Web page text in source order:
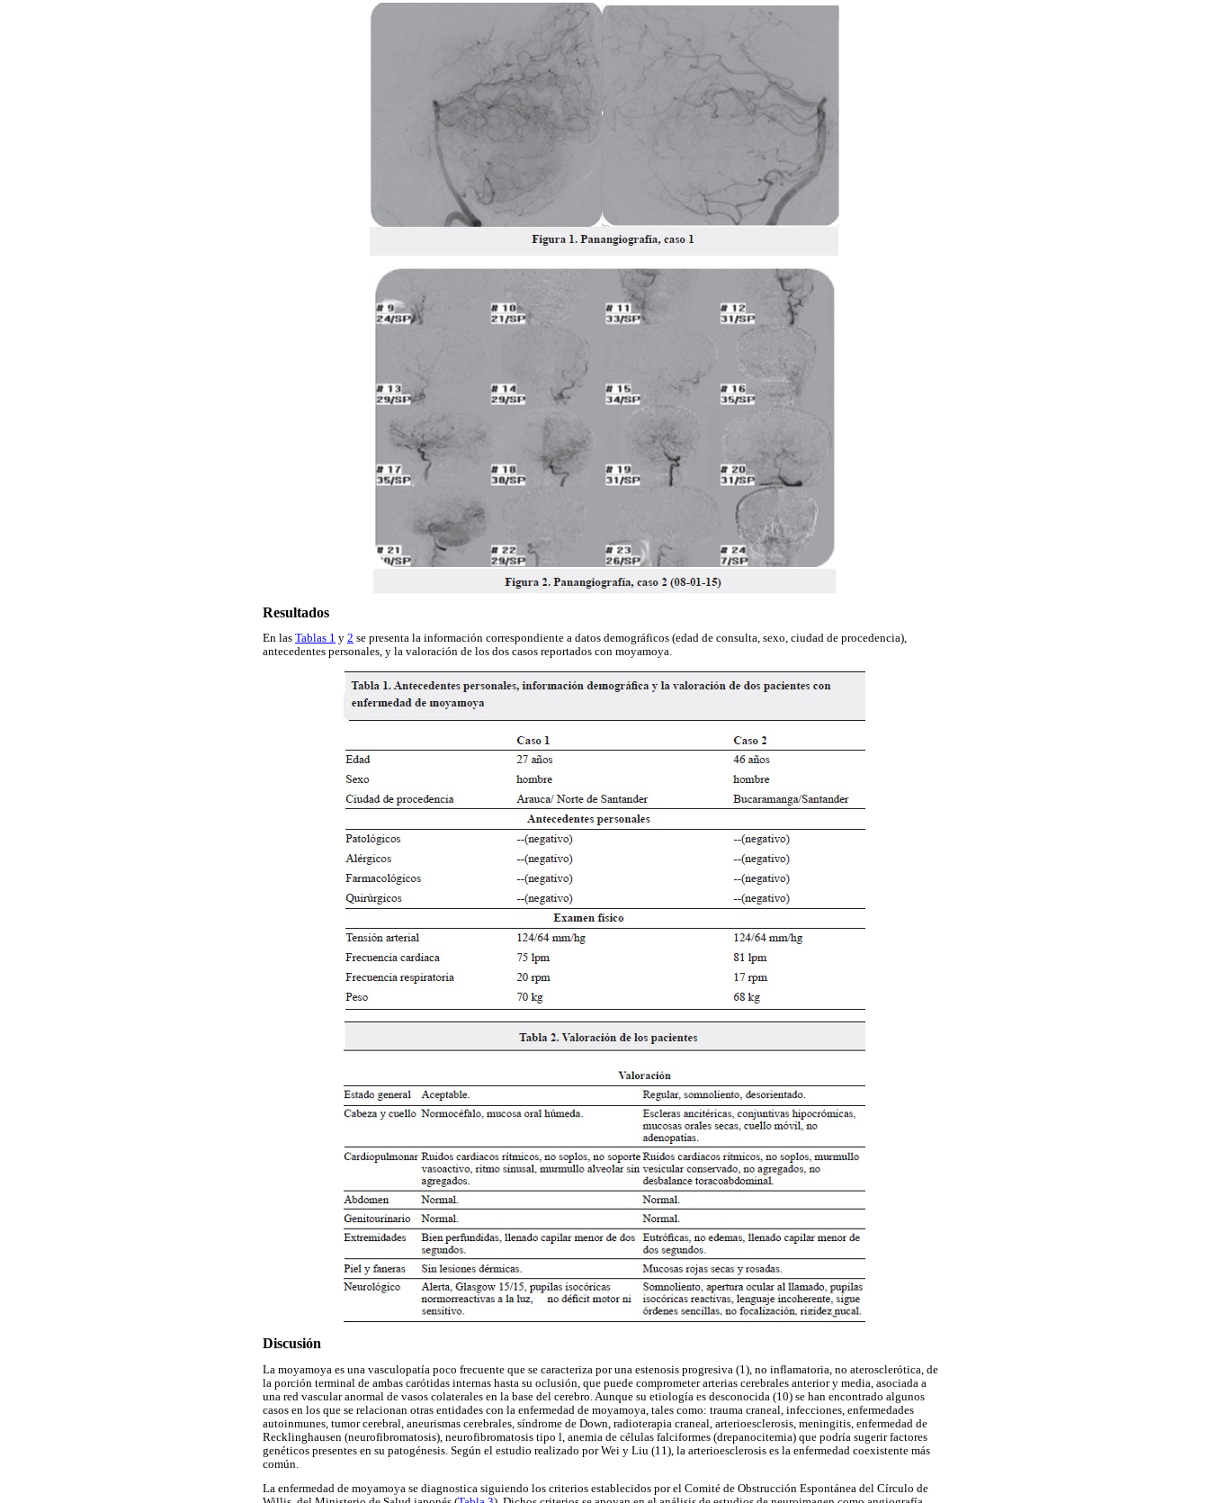
Resultados
En las Tablas 1 y 2 se presenta la información correspondiente a datos demográficos (edad de consulta, sexo, ciudad de procedencia),
antecedentes personales, y la valoración de los dos casos reportados con moyamoya.
Discusión
La moyamoya es una vasculopatía poco frecuente que se caracteriza por una estenosis progresiva (1), no inflamatoria, no aterosclerótica, de
la porción terminal de ambas carótidas internas hasta su oclusión, que puede comprometer arterias cerebrales anterior y media, asociada a
una red vascular anormal de vasos colaterales en la base del cerebro. Aunque su etiología es desconocida (10) se han encontrado algunos
casos en los que se relacionan otras entidades con la enfermedad de moyamoya, tales como: trauma craneal, infecciones, enfermedades
autoinmunes, tumor cerebral, aneurismas cerebrales, síndrome de Down, radioterapia craneal, arterioesclerosis, meningitis, enfermedad de
Recklinghausen (neurofibromatosis), neurofibromatosis tipo l, anemia de células falciformes (drepanocitemia) que podría sugerir factores
genéticos presentes en su patogénesis. Según el estudio realizado por Wei y Liu (11), la arterioesclerosis es la enfermedad coexistente más
común.
La enfermedad de moyamoya se diagnostica siguiendo los criterios establecidos por el Comité de Obstrucción Espontánea del Círculo de